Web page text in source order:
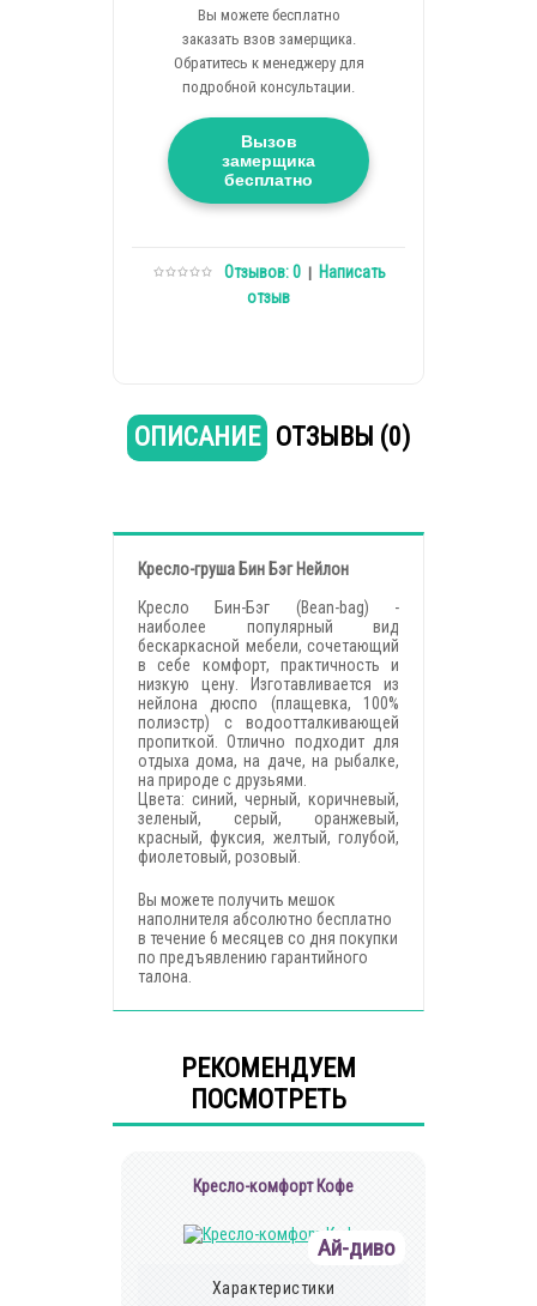
Вы можете бесплатно
заказать взов замерщика.
Обратитесь к менеджеру для
подробной консультации.
Вызов
замерщика
бесплатно
Отзывов: 0| Написать
отзыв
ОПИСАНИЕ ОТЗЫВЫ (0)
Кресло-груша Бин Бэг Нейлон
Кресло Бин-Бэг (Bean-bag) -
наиболее популярный вид
бескаркасной мебели, сочетающий
в себе комфорт, практичность и
низкую цену. Изготавливается из
нейлона дюспо (плащевка, 100%
полиэстр) с водоотталкивающей
пропиткой. Отлично подходит для
отдыха дома, на даче, на рыбалке,
на природе с друзьями.
Цвета: синий, черный, коричневый,
зеленый, серый, оранжевый,
красный, фуксия, желтый, голубой,
фиолетовый, розовый.
Вы можете получить мешок
наполнителя абсолютно бесплатно
в течение 6 месяцев со дня покупки
по предъявлению гарантийного
талона.
РЕКОМЕНДУЕМ
ПОСМОТРЕТЬ
Кресло-комфорт Кофе
Ай-диво
Характеристики